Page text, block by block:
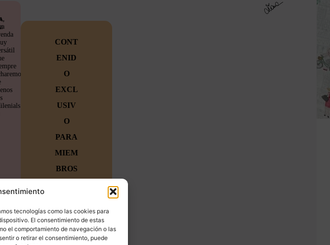
tecnologías como las cookies para
El consentimiento de estas
el comportamiento de navegación o las
o retirar el consentimiento, puede
CONT
ENID
O
EXCL
USIV
O
PARA
MIEM
BROS
familia
y